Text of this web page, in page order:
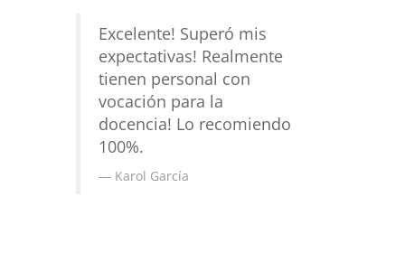
Excelente! Superó mis
expectativas! Realmente
tienen personal con
vocación para la
docencia! Lo recomiendo
100%.
Karol García